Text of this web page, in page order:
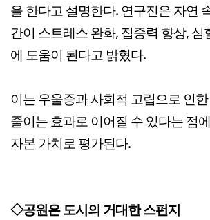
을 한다고 설명한다. 연구진은 자연
간이 스트레스 완화, 집중력 향상, 심
에 도움이 된다고 밝혔다.
이는 우울증과 사회적 고립으로 인
줄이는 효과로 이어질 수 있다는 점
자본 가치로 평가된다.
◇공원은 도시의 거대한 스펀지